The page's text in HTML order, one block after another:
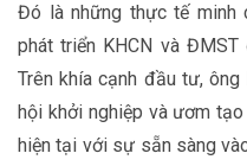
Đó là những thực tế minh
phát triển KHCN và
Trên khía cạnh đầu tư,
hội khởi nghiệp và ươm
hiện tại với sự sẵn sàng